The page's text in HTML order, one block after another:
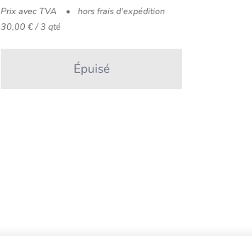
Prix avec TVA
hors frais d'expédition
30,00 € / 3 qté
Épuisé